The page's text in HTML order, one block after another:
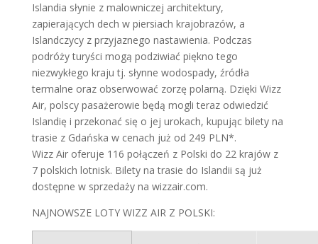
Islandia słynie z malowniczej architektury,
zapierających dech w piersiach krajobrazów, a
Islandczycy z przyjaznego nastawienia. Podczas
podróży turyści mogą podziwiać piękno tego
niezwykłego kraju tj. słynne wodospady, źródła
termalne oraz obserwować zorzę polarną. Dzięki Wizz
Air, polscy pasażerowie będą mogli teraz odwiedzić
Islandię i przekonać się o jej urokach, kupując bilety na
trasie z Gdańska w cenach już od 249 PLN*.
Wizz Air oferuje 116 połączeń z Polski do 22 krajów z
7 polskich lotnisk. Bilety na trasie do Islandii są już
dostępne w sprzedaży na wizzair.com.
NAJNOWSZE LOTY WIZZ AIR Z POLSKI: